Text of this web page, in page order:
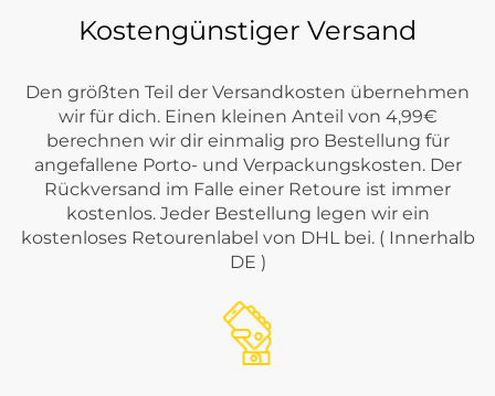
Kostengünstiger Versand
Den größten Teil der Versandkosten übernehmen
wir für dich. Einen kleinen Anteil von 4,99€
berechnen wir dir einmalig pro Bestellung für
angefallene Porto- und Verpackungskosten. Der
Rückversand im Falle einer Retoure ist immer
kostenlos. Jeder Bestellung legen wir ein
kostenloses Retourenlabel von DHL bei. ( Innerhalb
DE )